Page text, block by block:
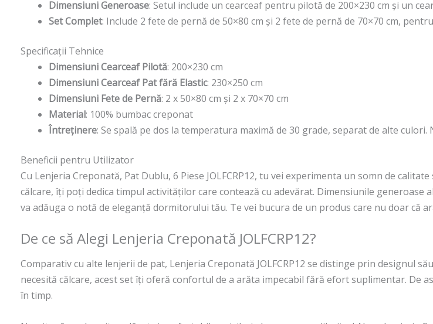
Dimensiuni Generoase: Setul include un cearceaf pentru pilotă de 200×230 cm și un
Set Complet: Include 2 fete de pernă de 50×80 cm și 2 fete de pernă de 70×70 cm,
Specificații Tehnice
Dimensiuni Cearceaf Pilotă: 200×230 cm
Dimensiuni Cearceaf Pat fără Elastic: 230×250 cm
Dimensiuni Fete de Pernă: 2 x 50×80 cm și 2 x 70×70 cm
Material: 100% bumbac creponat
Întreținere: Se spală pe dos la temperatura maximă de 30 grade, separat de alte
Beneficii pentru Utilizator
Cu Lenjeria Creponată, Pat Dublu, 6 Piese JOLFCRP12, tu vei experimenta un somn de
călcare, îți poți dedica timpul activităților care contează cu adevărat. Dimensiunile
va adăuga o notă de eleganță dormitorului tău. Te vei bucura de un produs care nu doar că
De ce să Alegi Lenjeria Creponată JOLFCRP12?
Comparativ cu alte lenjerii de pat, Lenjeria Creponată JOLFCRP12 se distinge prin designul
necesită călcare, acest set îți oferă confortul de a arăta impecabil fără efort suplimentar. De
în timp.